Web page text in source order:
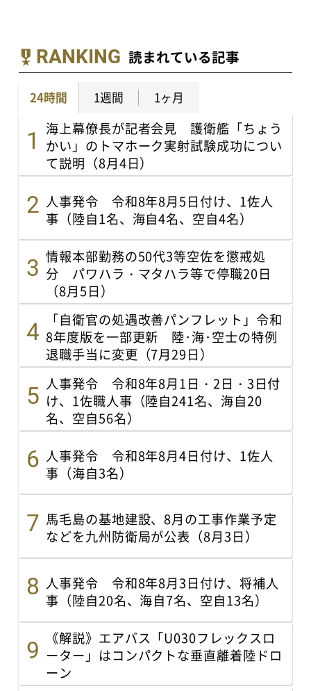
RANKING 読まれている記事
24時間 1週間 1ヶ月
海上幕僚長が記者会見 護衛艦「ちょう
かい」のトマホーク実射試験成功につい
て説明（8月4日）
人事発令 令和8年8月5日付け、1佐人
事（陸自1名、海自4名、空自4名）
情報本部勤務の50代3等空佐を懲戒処
分 パワハラ・マタハラ等で停職20日
（8月5日）
「自衛官の処遇改善パンフレット」令和
8年度版を一部更新 陸･海･空士の特例
退職手当に変更（7月29日）
人事発令 令和8年8月1日・2日・3日付
け、1佐職人事（陸自241名、海自20
名、空自56名）
人事発令 令和8年8月4日付け、1佐人
事（海自3名）
馬毛島の基地建設、8月の工事作業予定
などを九州防衛局が公表（8月3日）
人事発令 令和8年8月3日付け、将補人
事（陸自20名、海自7名、空自13名）
《解説》エアバス「U030フレックスロ
ーター」はコンパクトな垂直離着陸ドロ
ーン